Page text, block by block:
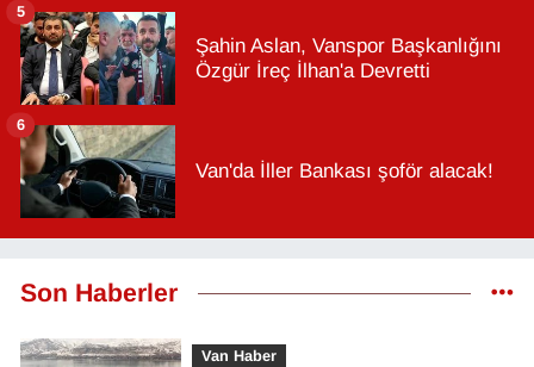
Şahin Aslan, Vanspor Başkanlığını
Özgür İreç İlhan'a Devretti
5
Van'da İller Bankası şoför alacak!
6
Son Haberler
Van Haber